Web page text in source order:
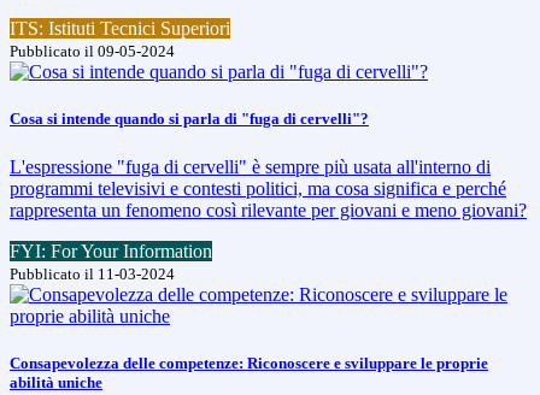
ITS: Istituti Tecnici Superiori
Pubblicato il 09-05-2024
Cosa si intende quando si parla di "fuga di cervelli"?
L'espressione "fuga di cervelli" è sempre più usata all'interno di
programmi televisivi e contesti politici, ma cosa significa e perché
rappresenta un fenomeno così rilevante per giovani e meno giovani?
FYI: For Your Information
Pubblicato il 11-03-2024
Consapevolezza delle competenze: Riconoscere e sviluppare le proprie
abilità uniche